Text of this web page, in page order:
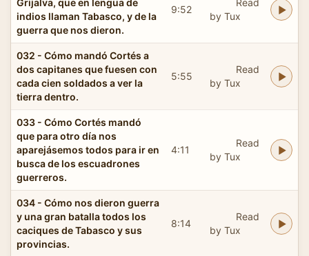
indios llaman Tabasco, y de la
guerra que nos dieron.
9:52
by Tux
032 - Cómo mandó Cortés a
dos capitanes que fuesen con
cada cien soldados a ver la
tierra dentro.
5:55
Read
by Tux
033 - Cómo Cortés mandó
que para otro día nos
aparejásemos todos para ir en
busca de los escuadrones
guerreros.
4:11
Read
by Tux
034 - Cómo nos dieron guerra
y una gran batalla todos los
caciques de Tabasco y sus
provincias.
8:14
Read
by Tux